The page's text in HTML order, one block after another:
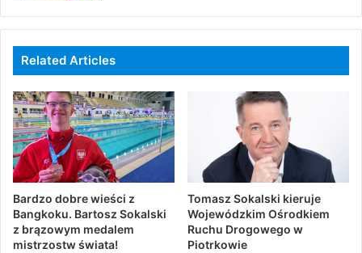
Related Articles
Bardzo dobre wieści z
Bangkoku. Bartosz Sokalski
z brązowym medalem
mistrzostw świata!
Tomasz Sokalski kieruje
Wojewódzkim Ośrodkiem
Ruchu Drogowego w
Piotrkowie